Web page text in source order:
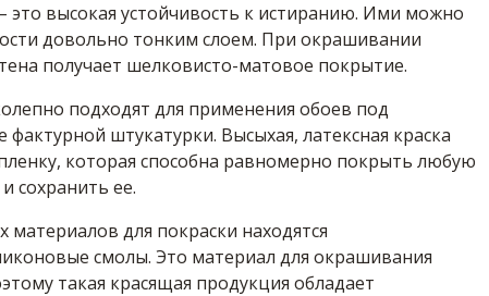
это высокая устойчивость к истиранию. Ими можно
довольно тонким слоем. При окрашивании
получает шелковисто-матовое покрытие.
подходят для применения обоев под
штукатурки. Высыхая, латексная краска
которая способна равномерно покрыть любую
сохранить ее.
материалов для покраски находятся
смолы. Это материал для окрашивания
такая красящая продукция обладает